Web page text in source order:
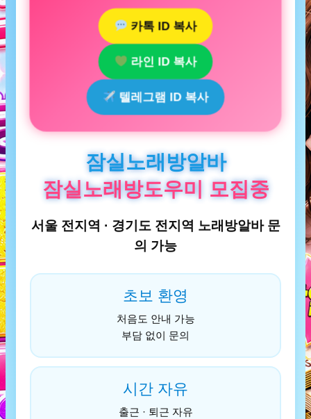
카톡 ID 복사
라인 ID 복사
텔레그램 ID 복사
잠실노래방알바
잠실노래방도우미 모집중
서울 전지역 · 경기도 전지역 노래방알바 문
의 가능
초보 환영
처음도 안내 가능
부담 없이 문의
시간 자유
출근 · 퇴근 자유